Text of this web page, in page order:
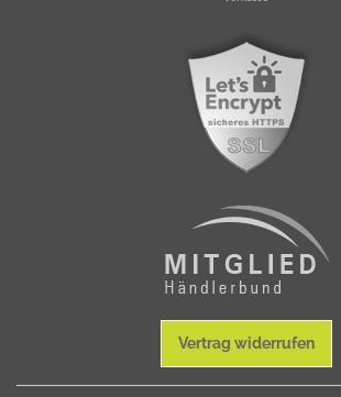
Vertrag widerrufen